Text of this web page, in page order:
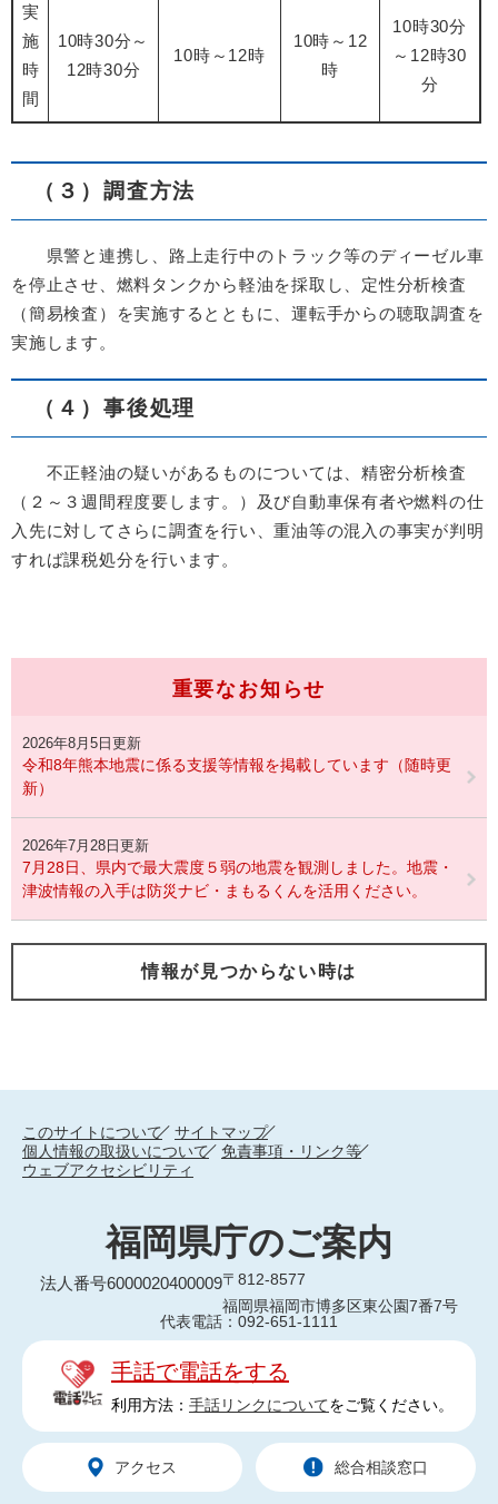
実
施
時
間
10時30分～
12時30分
10時～12時
10時～12
時
10時30分
～12時30
分
（３）調査方法
県警と連携し、路上走行中のトラック等のディーゼル車
を停止させ、燃料タンクから軽油を採取し、定性分析検査
（簡易検査）を実施するとともに、運転手からの聴取調査を
実施します。
（４）事後処理
不正軽油の疑いがあるものについては、精密分析検査
（２～３週間程度要します。）及び自動車保有者や燃料の仕
入先に対してさらに調査を行い、重油等の混入の事実が判明
すれば課税処分を行います。
重要なお知らせ
2026年8月5日更新
令和8年熊本地震に係る支援等情報を掲載しています（随時更
新）
2026年7月28日更新
7月28日、県内で最大震度５弱の地震を観測しました。地震・
津波情報の入手は防災ナビ・まもるくんを活用ください。
情報が見つからない時は
このサイトについて
サイトマップ
個人情報の取扱いについて
免責事項・リンク等
ウェブアクセシビリティ
福岡県庁のご案内
法人番号6000020400009〒812-8577
福岡県福岡市博多区東公園7番7号
代表電話：092-651-1111
手話で電話をする
利用方法： 手話リンクについてをご覧ください。
アクセス 総合相談窓口